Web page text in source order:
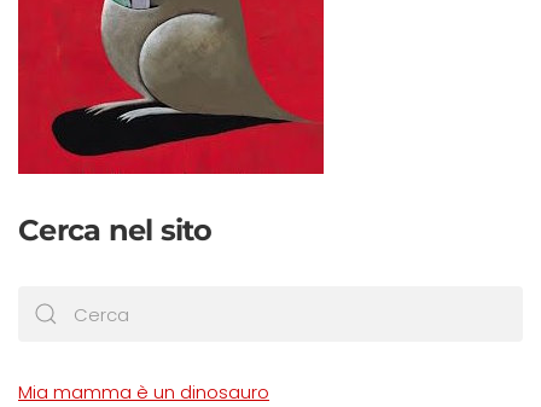
Cerca nel sito
Mia mamma è un dinosauro